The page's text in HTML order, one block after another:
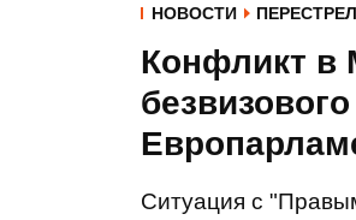
НОВОСТИ
Конфликт в
Ситуация с